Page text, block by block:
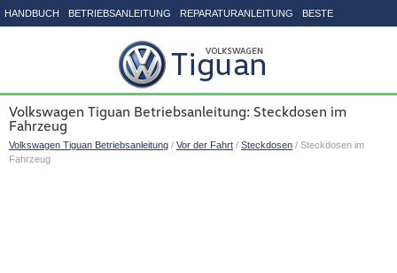
HANDBUCH BETRIEBSANLEITUNG REPARATURANLEITUNG BESTE
Volkswagen Tiguan Betriebsanleitung: Steckdosen im
Fahrzeug
Volkswagen Tiguan Betriebsanleitung / Vor der Fahrt / Steckdosen / Steckdosen im
Fahrzeug